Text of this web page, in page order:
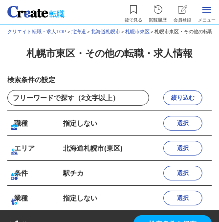
後で見る 閲覧履歴 会員登録 メニュー
クリエイト転職・求人TOP ＞北海道 ＞北海道札幌市＞札幌市東区＞札幌市東区・その他の転職
札幌市東区・その他の転職・求人情報
検索条件の設定
絞り込む
職種 指定しない 選択
エリア 北海道札幌市(東区) 選択
条件 駅チカ 選択
業種 指定しない 選択